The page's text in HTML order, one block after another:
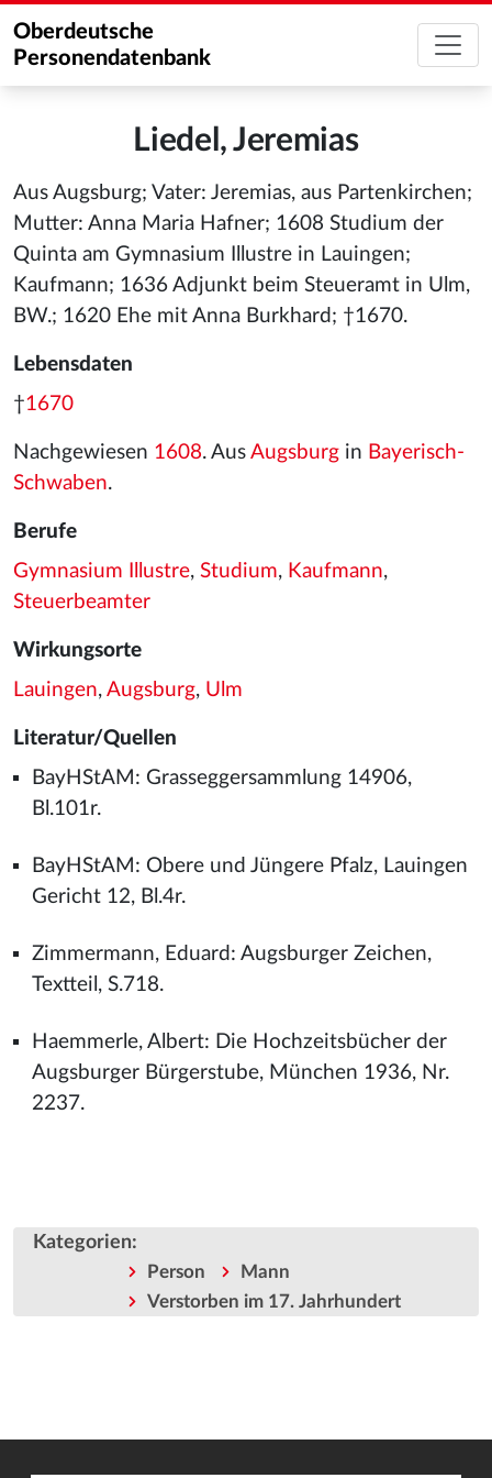
Oberdeutsche
Personendatenbank
Liedel, Jeremias
Aus Augsburg; Vater: Jeremias, aus Partenkirchen;
Mutter: Anna Maria Hafner; 1608 Studium der
Quinta am Gymnasium Illustre in Lauingen;
Kaufmann; 1636 Adjunkt beim Steueramt in Ulm,
BW.; 1620 Ehe mit Anna Burkhard; †1670.
Lebensdaten
†1670
Nachgewiesen 1608. Aus Augsburg in Bayerisch-
Schwaben.
Berufe
Gymnasium Illustre, Studium, Kaufmann,
Steuerbeamter
Wirkungsorte
Lauingen, Augsburg, Ulm
Literatur/Quellen
BayHStAM: Grasseggersammlung 14906,
Bl.101r.
BayHStAM: Obere und Jüngere Pfalz, Lauingen
Gericht 12, Bl.4r.
Zimmermann, Eduard: Augsburger Zeichen,
Textteil, S.718.
Haemmerle, Albert: Die Hochzeitsbücher der
Augsburger Bürgerstube, München 1936, Nr.
2237.
Kategorien:
Person
Mann
Verstorben im 17. Jahrhundert